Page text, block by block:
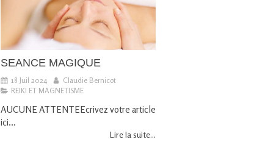
SEANCE MAGIQUE
18 Juil 2024
Claudie Bernicot
REIKI ET MAGNETISME
AUCUNE ATTENTEEcrivez votre article
ici...
Lire la suite...